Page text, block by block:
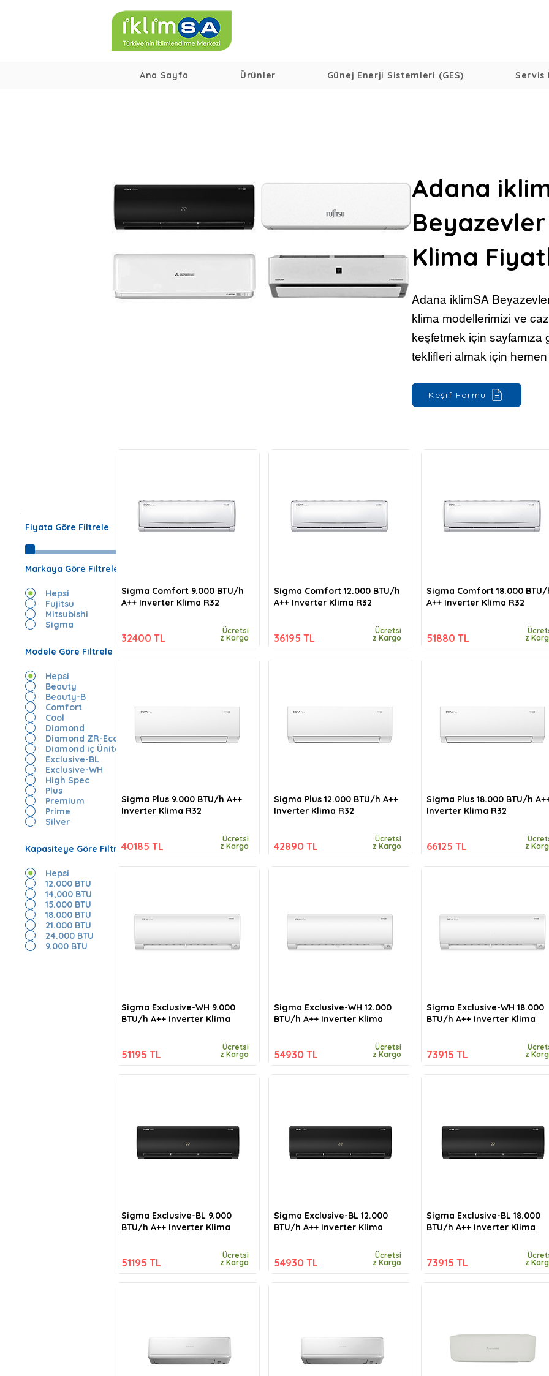
Ana Sayfa Ürünler Günej Enerji Sistemleri (GES) Servis
Adana
Klima
Adana iklimSA
klima modellerimizi ve
keşfetmek için sayfamıza
teklifleri almak için hemen
Keşif Formu
Fiyata Göre Filtrele
Markaya Göre Filtrele
Hepsi
Fujitsu
Mitsubishi
Sigma
Modele Göre Filtrele
Hepsi
Beauty
Beauty-B
Comfort
Cool
Diamond
Diamond ZR-Eco
Diamond iç Ünite
Exclusive-BL
Exclusive-WH
High Spec
Plus
Premium
Prime
Silver
Kapasiteye Göre Filtrele
Hepsi
12.000 BTU
14,000 BTU
15.000 BTU
18.000 BTU
21.000 BTU
24.000 BTU
9.000 BTU
Sigma Comfort 9.000 BTU/h
A++ Inverter Klima R32
32400 TL
Ücretsi
z Kargo
Sigma Plus 9.000 BTU/h A++
Inverter Klima R32
40185 TL
Ücretsi
z Kargo
Sigma Exclusive-WH 9.000
BTU/h A++ Inverter Klima
51195 TL
Ücretsi
z Kargo
Sigma Exclusive-BL 9.000
BTU/h A++ Inverter Klima
51195 TL
Ücretsi
z Kargo
Sigma Comfort 12.000 BTU/h
A++ Inverter Klima R32
36195 TL
Ücretsi
z Kargo
Sigma Plus 12.000 BTU/h A++
Inverter Klima R32
42890 TL
Ücretsi
z Kargo
Sigma Exclusive-WH 12.000
BTU/h A++ Inverter Klima
54930 TL
Ücretsi
z Kargo
Sigma Exclusive-BL 12.000
BTU/h A++ Inverter Klima
54930 TL
Ücretsi
z Kargo
Sigma Comfort 18.000 BTU/
A++ Inverter Klima R32
51880 TL
z
Sigma Plus 18.000 BTU/h
Inverter Klima R32
66125 TL
z
Sigma Exclusive-WH 18.000
BTU/h A++ Inverter Klima
73915 TL
z
Sigma Exclusive-BL 18.000
BTU/h A++ Inverter Klima
73915 TL
z